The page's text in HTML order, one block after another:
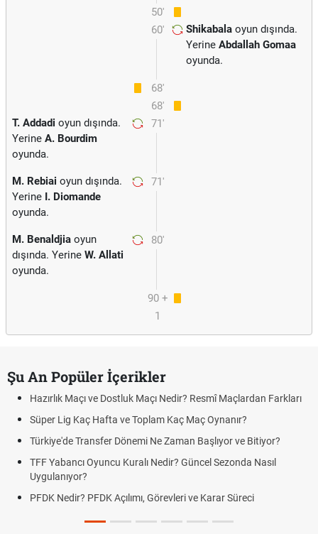
50'
60'
Shikabala oyun dışında.
Yerine Abdallah Gomaa
oyunda.
68'
68'
71'
T. Addadi oyun dışında.
Yerine A. Bourdim
oyunda.
71'
M. Rebiai oyun dışında.
Yerine I. Diomande
oyunda.
80'
M. Benaldjia oyun
dışında. Yerine W. Allati
oyunda.
90 +
1
Şu An Popüler İçerikler
Hazırlık Maçı ve Dostluk Maçı Nedir? Resmî Maçlardan Farkları
Süper Lig Kaç Hafta ve Toplam Kaç Maç Oynanır?
Türkiye'de Transfer Dönemi Ne Zaman Başlıyor ve Bitiyor?
TFF Yabancı Oyuncu Kuralı Nedir? Güncel Sezonda Nasıl
Uygulanıyor?
PFDK Nedir? PFDK Açılımı, Görevleri ve Karar Süreci